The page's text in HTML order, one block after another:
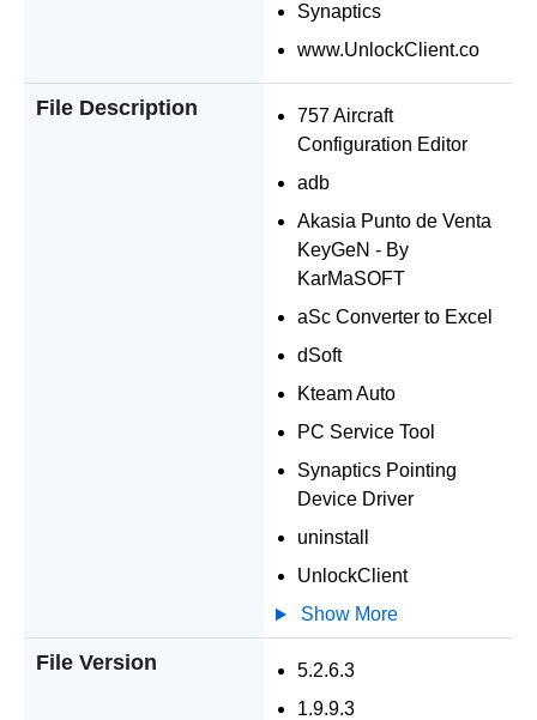
Synaptics
www.UnlockClient.co
File Description
757 Aircraft
Configuration Editor
adb
Akasia Punto de Venta
KeyGeN - By
KarMaSOFT
aSc Converter to Excel
dSoft
Kteam Auto
PC Service Tool
Synaptics Pointing
Device Driver
uninstall
UnlockClient
Show More
File Version
5.2.6.3
1.9.9.3